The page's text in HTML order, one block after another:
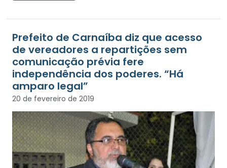
Prefeito de Carnaíba diz que acesso
de vereadores a repartições sem
comunicação prévia fere
independência dos poderes. “Há
amparo legal”
20 de fevereiro de 2019